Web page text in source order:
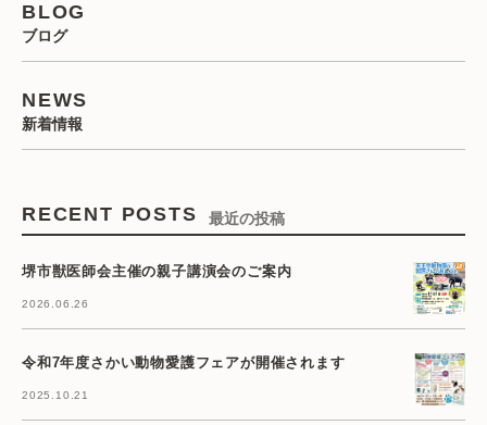
BLOG
ブログ
NEWS
新着情報
RECENT POSTS 最近の投稿
堺市獣医師会主催の親子講演会のご案内
2026.06.26
令和7年度さかい動物愛護フェアが開催されます
2025.10.21